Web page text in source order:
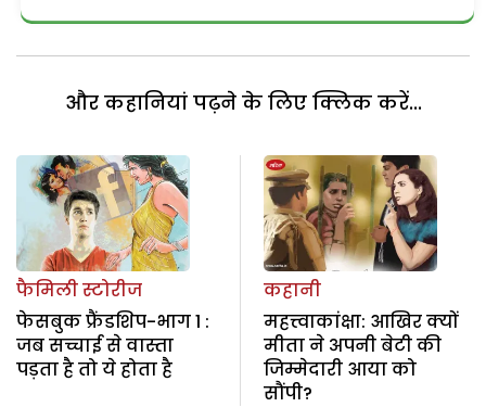
और कहानियां पढ़ने के लिए क्लिक करें...
फैमिली स्टोरीज
फेसबुक फ्रैंडशिप-भाग 1 :
जब सच्चाई से वास्ता
पड़ता है तो ये होता है
कहानी
महत्त्वाकांक्षा: आखिर क्यों
मीता ने अपनी बेटी की
जिम्मेदारी आया को
सौंपी?